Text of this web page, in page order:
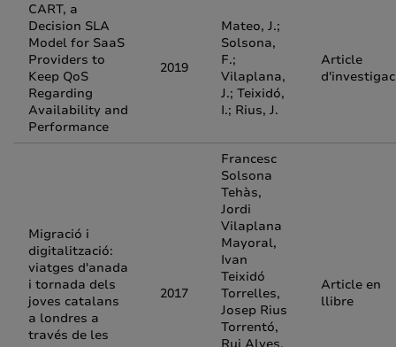
CART, a
Decision SLA
Model for SaaS
Providers to
Keep QoS
Regarding
Availability and
Performance
2019
Mateo, J.;
Solsona,
F.;
Vilaplana,
J.; Teixidó,
I.; Rius, J.
Article
Migració i
digitalització:
viatges d'anada
i tornada dels
joves catalans
a londres a
través de les
2017
Francesc
Solsona
Tehàs,
Jordi
Vilaplana
Mayoral,
Ivan
Teixidó
Torrelles,
Josep Rius
Torrentó,
Article en
llibre